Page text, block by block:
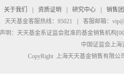
关于我们 资质证明 研究中心
销售
天天基金客服热线：95021
客服邮箱：
明： 天天基金系证监会批准的基金销售机构
中国证监会上
CopyRight 上海天天基金销售有限